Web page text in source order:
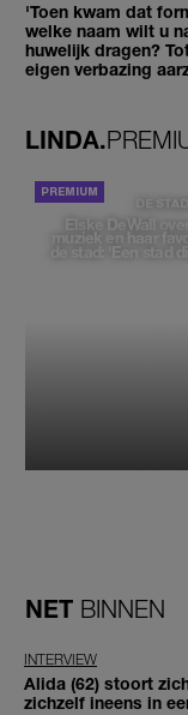
'Toen kwam dat
welke naam wilt u
huwelijk dragen?
eigen verbazing
LINDA.
DE STAD
Elske DeWall
muziek en haar
de stad: 'Een stad
NET BINNEN
INTERVIEW
Alida (62) stoort
zichzelf ineens in